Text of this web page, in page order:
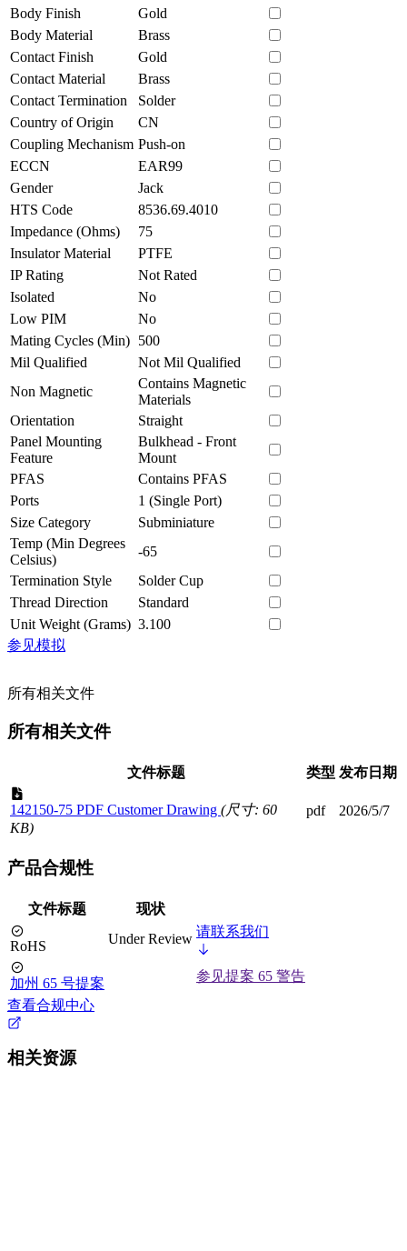
Body Finish
Gold
Body Material
Brass
Contact Finish
Gold
Contact Material
Brass
Contact Termination
Solder
Country of Origin
CN
Coupling Mechanism Push-on
ECCN
EAR99
Gender
Jack
HTS Code
8536.69.4010
Impedance (Ohms)
75
Insulator Material
PTFE
IP Rating
Not Rated
Isolated
No
Low PIM
No
Mating Cycles (Min) 500
Mil Qualified
Not Mil Qualified
Non Magnetic
Contains Magnetic
Materials
Orientation
Straight
Panel Mounting
Feature
Bulkhead - Front
Mount
PFAS
Contains PFAS
Ports
1 (Single Port)
Size Category
Subminiature
Temp (Min Degrees
Celsius)
-65
Termination Style
Solder Cup
Thread Direction
Standard
Unit Weight (Grams) 3.100
参见模拟
所有相关文件
所有相关文件
文件标题 类型 发布日期
142150-75 PDF Customer Drawing (尺寸: 60
KB)
pdf 2026/5/7
产品合规性
文件标题 现状
RoHS Under Review 请联系我们
加州 65 号提案
参见提案 65 警告
查看合规中心
相关资源